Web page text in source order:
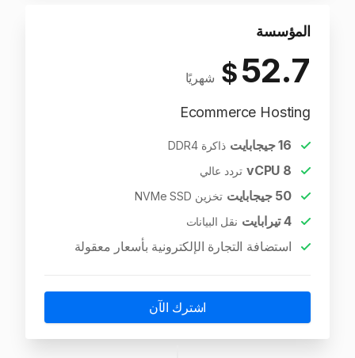
المؤسسة
52.7
$ شهريًا
Ecommerce Hosting
16جيجابايت ذاكرة DDR4
8 تردد عالي
50 جيجابايت تخزين NVMe SSD
4تيرابايت نقل البيانات
استضافة التجارة الإلكترونية بأسعار معقولة
اشترك الآن